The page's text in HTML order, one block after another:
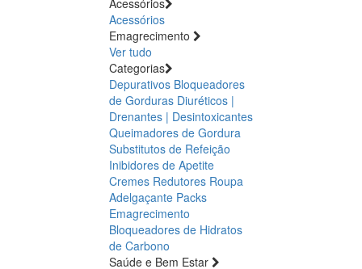
Acessórios
Emagrecimento
Ver tudo
Categorias
Depurativos Bloqueadores
de Gorduras Diuréticos |
Drenantes | Desintoxicantes
Queimadores de Gordura
Substitutos de Refeição
Inibidores de Apetite
Cremes Redutores Roupa
Adelgaçante Packs
Emagrecimento
Bloqueadores de Hidratos
de Carbono
Saúde e Bem Estar